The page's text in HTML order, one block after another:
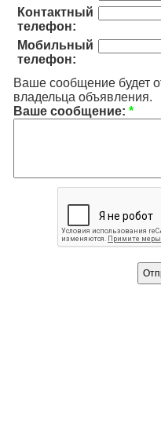
Контактный
телефон:
Мобильный
телефон:
Ваше сообщение будет
владельца объявления.
Ваше сообщение: *